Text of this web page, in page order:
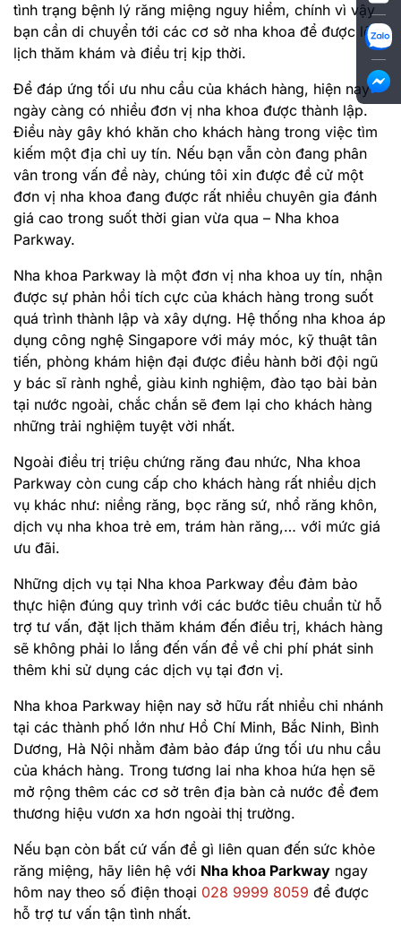
tình trạng bệnh lý răng miệng nguy hiểm, chính vì vậy
bạn cần di chuyển tới các cơ sở nha khoa để được lên
lịch thăm khám và điều trị kịp thời.
Để đáp ứng tối ưu nhu cầu của khách hàng, hiện nay
ngày càng có nhiều đơn vị nha khoa được thành lập.
Điều này gây khó khăn cho khách hàng trong việc tìm
kiếm một địa chỉ uy tín. Nếu bạn vẫn còn đang phân
vân trong vấn đề này, chúng tôi xin được đề cử một
đơn vị nha khoa đang được rất nhiều chuyên gia đánh
giá cao trong suốt thời gian vừa qua – Nha khoa
Parkway.
Nha khoa Parkway là một đơn vị nha khoa uy tín, nhận
được sự phản hồi tích cực của khách hàng trong suốt
quá trình thành lập và xây dựng. Hệ thống nha khoa áp
dụng công nghệ Singapore với máy móc, kỹ thuật tân
tiến, phòng khám hiện đại được điều hành bởi đội ngũ
y bác sĩ rành nghề, giàu kinh nghiệm, đào tạo bài bản
tại nước ngoài, chắc chắn sẽ đem lại cho khách hàng
những trải nghiệm tuyệt vời nhất.
Ngoài điều trị triệu chứng răng đau nhức, Nha khoa
Parkway còn cung cấp cho khách hàng rất nhiều dịch
vụ khác như: niềng răng, bọc răng sứ, nhổ răng khôn,
dịch vụ nha khoa trẻ em, trám hàn răng,… với mức giá
ưu đãi.
Những dịch vụ tại Nha khoa Parkway đều đảm bảo
thực hiện đúng quy trình với các bước tiêu chuẩn từ hỗ
trợ tư vấn, đặt lịch thăm khám đến điều trị, khách hàng
sẽ không phải lo lắng đến vấn đề về chi phí phát sinh
thêm khi sử dụng các dịch vụ tại đơn vị.
Nha khoa Parkway hiện nay sở hữu rất nhiều chi nhánh
tại các thành phố lớn như Hồ Chí Minh, Bắc Ninh, Bình
Dương, Hà Nội nhằm đảm bảo đáp ứng tối ưu nhu cầu
của khách hàng. Trong tương lai nha khoa hứa hẹn sẽ
mở rộng thêm các cơ sở trên địa bàn cả nước để đem
thương hiệu vươn xa hơn ngoài thị trường.
Nếu bạn còn bất cứ vấn đề gì liên quan đến sức khỏe
răng miệng, hãy liên hệ với Nha khoa Parkway ngay
hôm nay theo số điện thoại 028 9999 8059 để được
hỗ trợ tư vấn tận tình nhất.